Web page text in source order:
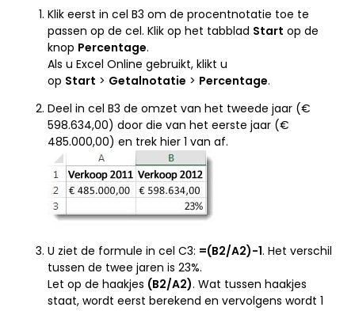
Klik eerst in cel B3 om de procentnotatie toe te
passen op de cel. Klik op het tabblad Start op de
knop Percentage.
Als u Excel Online gebruikt, klikt u
op Start > Getalnotatie > Percentage.
Deel in cel B3 de omzet van het tweede jaar (€
598.634,00) door die van het eerste jaar (€
485.000,00) en trek hier 1 van af.
U ziet de formule in cel C3: =(B2/A2)-1. Het verschil
tussen de twee jaren is 23%.
Let op de haakjes (B2/A2). Wat tussen haakjes
staat, wordt eerst berekend en vervolgens wordt 1